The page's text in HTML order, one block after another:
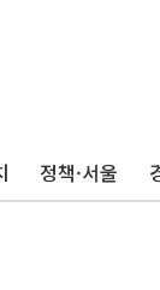
정책·서울